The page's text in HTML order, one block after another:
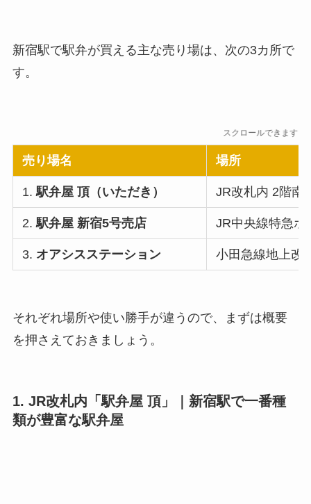
新宿駅で駅弁が買える主な売り場は、次の3カ所で
す。
スクロールできます
売り場名 場所
1.駅弁屋 頂（いただき） JR改札内 2階南
2.駅弁屋 新宿5号売店 JR中央線特急ホ
3. オアシスステーション 小田急線地上改
それぞれ場所や使い勝手が違うので、まずは概要
を押さえておきましょう。
1. JR改札内「駅弁屋 頂」｜新宿駅で一番種
類が豊富な駅弁屋